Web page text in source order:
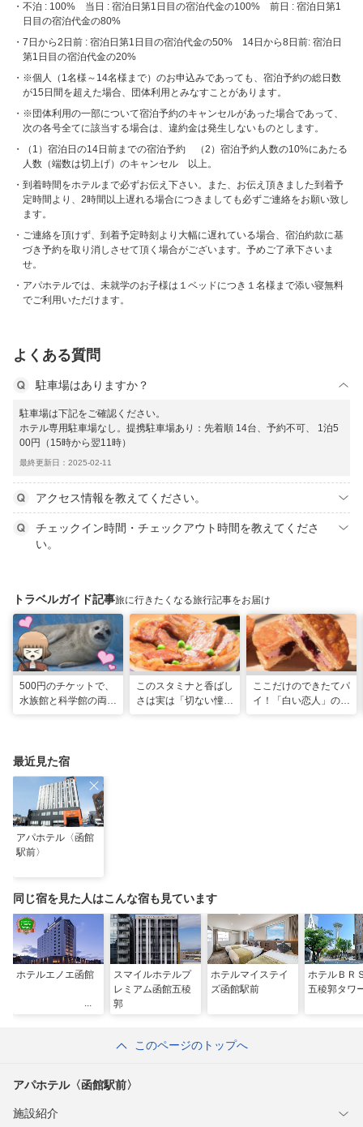
不泊 : 100% 当日 : 宿泊日第1日目の宿泊代金の100% 前日 : 宿泊日第1
日目の宿泊代金の80%
7日から2日前 : 宿泊日第1日目の宿泊代金の50% 14日から8日前: 宿泊日
第1日目の宿泊代金の20%
※個人（1名様～14名様まで）のお申込みであっても、宿泊予約の総日数
が15日間を超えた場合、団体利用とみなすことがあります。
※団体利用の一部について宿泊予約のキャンセルがあった場合であって、
次の各号全てに該当する場合は、違約金は発生しないものとします。
（1）宿泊日の14日前までの宿泊予約 （2）宿泊予約人数の10%にあたる
人数（端数は切上げ）のキャンセル 以上。
到着時間をホテルまで必ずお伝え下さい。また、お伝え頂きました到着予
定時間より、2時間以上遅れる場合につきましても必ずご連絡をお願い致し
ます。
ご連絡を頂けず、到着予定時刻より大幅に遅れている場合、宿泊約款に基
づき予約を取り消しさせて頂く場合がございます。予めご了承下さいま
せ。
アパホテルでは、未就学のお子様は１ベッドにつき１名様まで添い寝無料
でご利用いただけます。
よくある質問
駐車場はありますか？
駐車場は下記をご確認ください。
ホテル専用駐車場なし。提携駐車場あり：先着順 14台、予約不可、 1泊5
00円（15時から翌11時）
最終更新日：2025-02-11
アクセス情報を教えてください。
チェックイン時間・チェックアウト時間を教えてくださ
い。
トラベルガイド記事旅に行きたくなる旅行記事をお届け
500円のチケットで、
水族館と科学館の両方
このスタミナと香ばし
さは実は「切ない憧
ここだけのできたてパ
イ！「白い恋人」の石
最近見た宿
アパホテル〈函館
駅前〉
同じ宿を見た人はこんな宿も見ています
ホテルエノエ函館
スマイルホテルプ
レミアム函館五稜
郭
ホテルマイステイ
ズ函館駅前
ホテルＢＲ
五稜郭タワ
このページのトップへ
アパホテル〈函館駅前〉
施設紹介